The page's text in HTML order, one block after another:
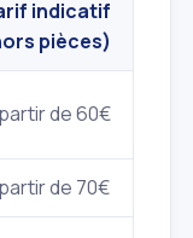
indicatif
pièces)
de 60€
de 70€